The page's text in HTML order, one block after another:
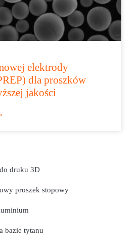
elektrody
dla proszków
jakości
druku 3D
proszek stopowy
bazie tytanu